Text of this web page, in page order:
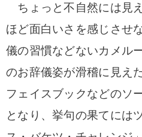
ちょっと不自然には見
ほど面白いさを感じさせ
儀の習慣などないカメル
のお辞儀姿が滑稽に見え
フェイスブックなどのソ
となり、挙句の果てには